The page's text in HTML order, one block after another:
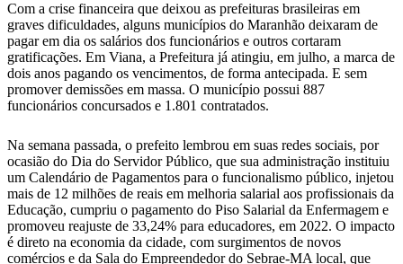
Com a crise financeira que deixou as prefeituras brasileiras em
graves dificuldades, alguns municípios do Maranhão deixaram de
pagar em dia os salários dos funcionários e outros cortaram
gratificações. Em Viana, a Prefeitura já atingiu, em julho, a marca de
dois anos pagando os vencimentos, de forma antecipada. E sem
promover demissões em massa. O município possui 887
funcionários concursados e 1.801 contratados.
Na semana passada, o prefeito lembrou em suas redes sociais, por
ocasião do Dia do Servidor Público, que sua administração instituiu
um Calendário de Pagamentos para o funcionalismo público, injetou
mais de 12 milhões de reais em melhoria salarial aos profissionais da
Educação, cumpriu o pagamento do Piso Salarial da Enfermagem e
promoveu reajuste de 33,24% para educadores, em 2022. O impacto
é direto na economia da cidade, com surgimentos de novos
comércios e da Sala do Empreendedor do Sebrae-MA local, que